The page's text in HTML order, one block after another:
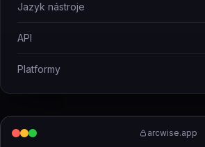
arcwise.app
Jazyk nástroje
API
Platformy